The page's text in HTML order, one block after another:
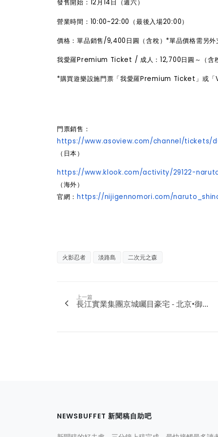
發售開始：12月14日（週六）
營業時間：10:00~22:00（最後入場20:00）
價格：單品銷售/9,400日圓（含稅）*單品價格需另外
我愛羅Premium Ticket / 成人：12,700日圓～（含
*購買遊樂設施門票「我愛羅Premium Ticket
門票銷售：
https://www.asoview.com/channel/tickets/
（日本）
https://www.klook.com/activity/29122-
（海外）
官網：https://nijigennomori.com/
火影忍者 淡路島 二次元之森
上一篇
長江實業集團京城矚目豪宅 - 北京•御...
NEWSBUFFET 新聞稿自助吧